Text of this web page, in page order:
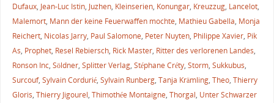
Dufaux, Jean-Luc Istin, Juzhen, Kleinserien, Konungar, Kreuzzug, Lancelot,
Malemort, Mann der keine Feuerwaffen mochte, Mathieu Gabella, Monja
Reichert, Nicolas Jarry, Paul Salomone, Peter Nuyten, Philippe Xavier, Pik
As, Prophet, Resel Rebiersch, Rick Master, Ritter des verlorenen Landes,
Ronson Inc, Söldner, Splitter Verlag, Stéphane Créty, Storm, Sukkubus,
Surcouf, Sylvain Cordurié, Sylvain Runberg, Tanja Krämling, Theo, Thierry
Gloris, Thierry Jigourel, Thimothée Montaigne, Thorgal, Unter Schwarzer